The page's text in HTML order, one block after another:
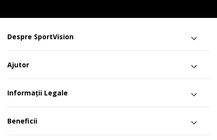
Despre SportVision
Ajutor
Informații Legale
Beneficii